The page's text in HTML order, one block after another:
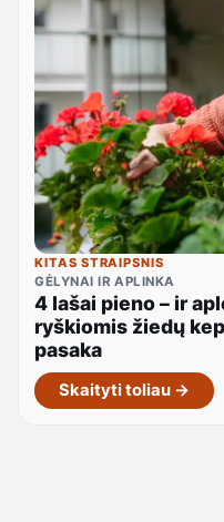
KITAS STRAIPSNIS
GĖLYNAI IR APLINKA
4 lašai pieno – ir
ryškiomis žiedų
pasaka
Skaityti toliau →